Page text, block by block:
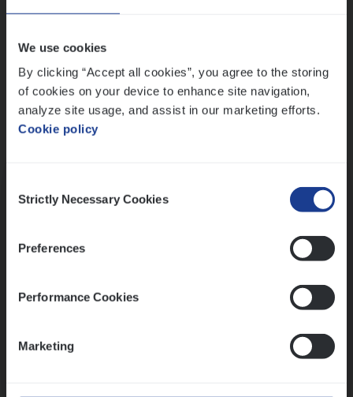
We use cookies
By clicking “Accept all cookies”, you agree to the storing
of cookies on your device to enhance site navigation,
analyze site usage, and assist in our marketing efforts.
Cookie policy
Selection
Strictly Necessary Cookies
Preferences
Performance Cookies
Marketing